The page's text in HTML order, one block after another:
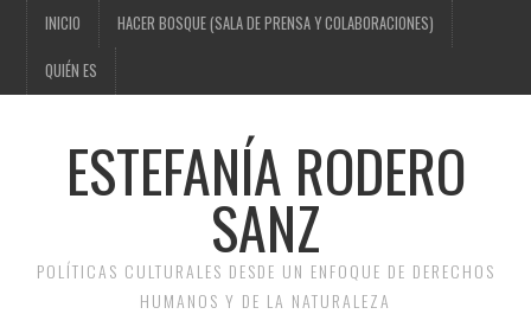
INICIO HACER BOSQUE (SALA DE PRENSA Y COLABORACIONES)
QUIÉN ES
ESTEFANÍA RODERO
SANZ
POLÍTICAS CULTURALES DESDE UN ENFOQUE DE DERECHOS
HUMANOS Y DE LA NATURALEZA